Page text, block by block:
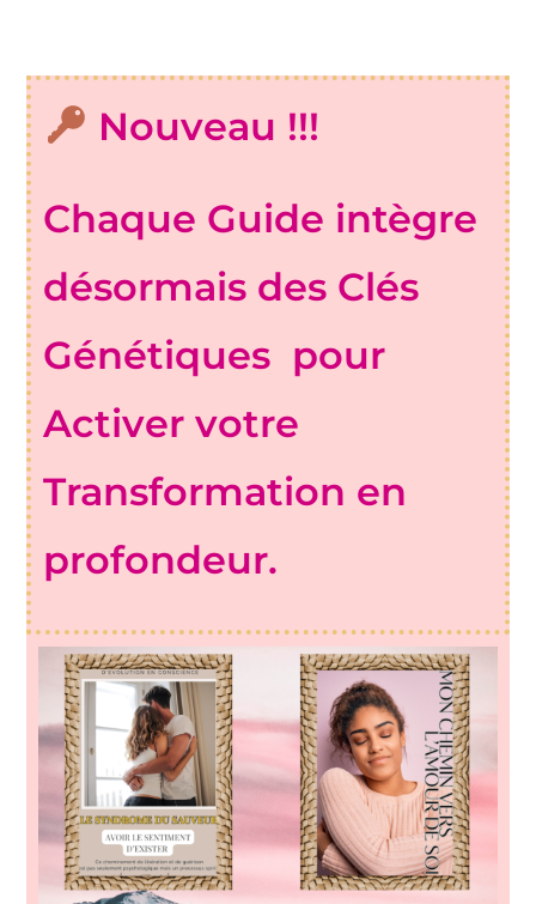
Nouveau !!!
Chaque Guide intègre
désormais des Clés
Génétiques pour
Activer votre
Transformation en
profondeur.